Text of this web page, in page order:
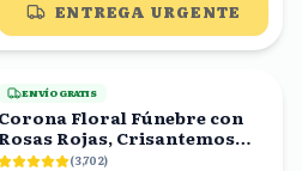
ENTREGA URGENTE
ENVÍO GRATIS
Corona Floral Fúnebre con
Rosas Rojas, Crisantemos
y Amarillos
(3,702)